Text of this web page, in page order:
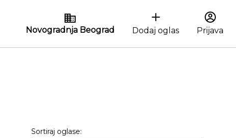
Novogradnja Beograd Dodaj oglas Prijava
Sortiraj oglase: